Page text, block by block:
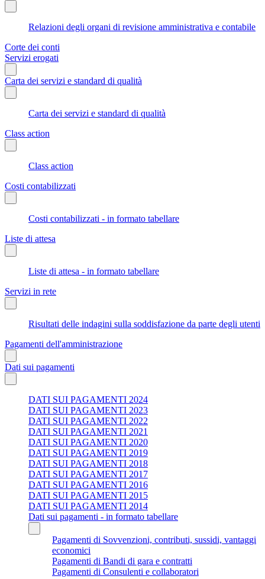
Relazioni degli organi di revisione amministrativa e contabile
Corte dei conti
Servizi erogati
Carta dei servizi e standard di qualità
Carta dei servizi e standard di qualità
Class action
Class action
Costi contabilizzati
Costi contabilizzati - in formato tabellare
Liste di attesa
Liste di attesa - in formato tabellare
Servizi in rete
Risultati delle indagini sulla soddisfazione da parte degli utenti
Pagamenti dell'amministrazione
Dati sui pagamenti
DATI SUI PAGAMENTI 2024
DATI SUI PAGAMENTI 2023
DATI SUI PAGAMENTI 2022
DATI SUI PAGAMENTI 2021
DATI SUI PAGAMENTI 2020
DATI SUI PAGAMENTI 2019
DATI SUI PAGAMENTI 2018
DATI SUI PAGAMENTI 2017
DATI SUI PAGAMENTI 2016
DATI SUI PAGAMENTI 2015
DATI SUI PAGAMENTI 2014
Dati sui pagamenti - in formato tabellare
Pagamenti di Sovvenzioni, contributi, sussidi, vantaggi
economici
Pagamenti di Bandi di gara e contratti
Pagamenti di Consulenti e collaboratori